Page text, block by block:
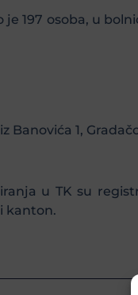
197 osoba, u
Banovića 1,
u TK su
kanton.